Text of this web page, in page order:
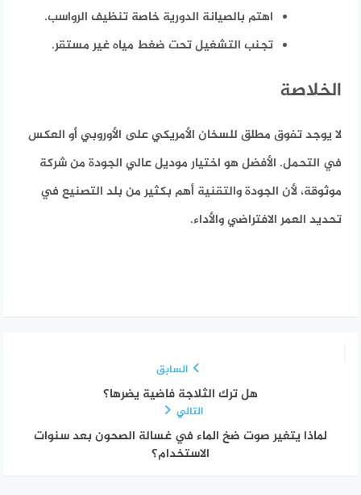
اهتم بالصيانة الدورية خاصة تنظيف الرواسب.
تجنب التشغيل تحت ضغط مياه غير مستقر.
الخلاصة
لا يوجد تفوق مطلق للسخان الأمريكي على الأوروبي أو العكس
في التحمل. الأفضل هو اختيار موديل عالي الجودة من شركة
موثوقة، لأن الجودة والتقنية أهم بكثير من بلد التصنيع في
تحديد العمر الافتراضي والأداء.
السابق
هل ترك الثلاجة فاضية يضرها؟
التالي
لماذا يتغير صوت ضخ الماء في غسالة الصحون بعد سنوات
الاستخدام؟